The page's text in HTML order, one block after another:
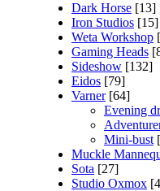
Dark Horse [13]
Iron Studios [15]
Weta Workshop
Gaming Heads
Sideshow [132]
Eidos [79]
Varner [64]
Evening
Mini-bust
Muckle
Sota [27]
Studio Oxmox